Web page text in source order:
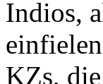
Indios,
KZs,